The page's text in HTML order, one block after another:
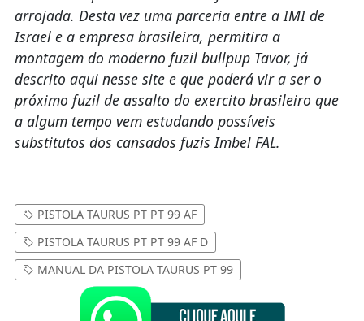
arrojada. Desta vez uma parceria entre a IMI de
Israel e a empresa brasileira, permitira a
montagem do moderno fuzil bullpup Tavor, já
descrito aqui nesse site e que poderá vir a ser o
próximo fuzil de assalto do exercito brasileiro que
a algum tempo vem estudando possíveis
substitutos dos cansados fuzis Imbel FAL.
PISTOLA TAURUS PT PT 99 AF
PISTOLA TAURUS PT PT 99 AF D
MANUAL DA PISTOLA TAURUS PT 99